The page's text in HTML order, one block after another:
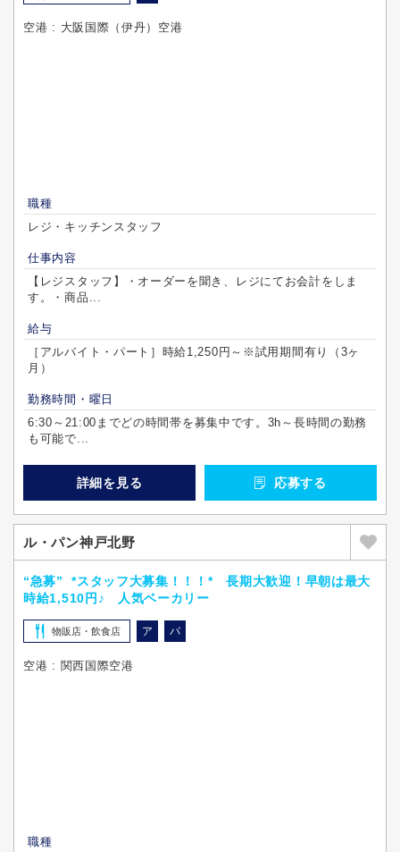
空港 : 大阪国際（伊丹）空港
職種
レジ・キッチンスタッフ
仕事内容
【レジスタッフ】・オーダーを聞き、レジにてお会計をしま
す。・商品...
給与
［アルバイト・パート］時給1,250円～※試用期間有り（3ヶ
月）
勤務時間・曜日
6:30～21:00までどの時間帯を募集中です。3h～長時間の勤務
も可能で...
詳細を見る 応募する
ル・パン神戸北野
“急募” *スタッフ大募集！！！* 長期大歓迎！早朝は最大
時給1,510円♪ 人気ベーカリー
物販店・飲食店 ア パ
空港 : 関西国際空港
職種